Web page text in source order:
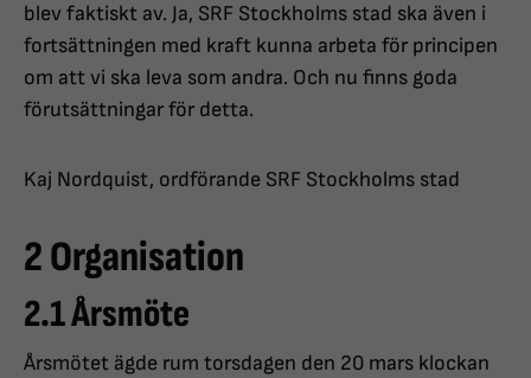
blev faktiskt av. Ja, SRF Stockholms stad ska även i
fortsättningen med kraft kunna arbeta för principen
om att vi ska leva som andra. Och nu finns goda
förutsättningar för detta.
Kaj Nordquist, ordförande SRF Stockholms stad
2 Organisation
2.1 Årsmöte
Årsmötet ägde rum torsdagen den 20 mars klockan